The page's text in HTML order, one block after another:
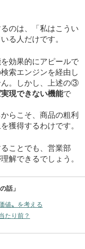
のは、「私はこうい
る人だけです。
効果的にアピールで
索エンジンを経由し
ん。しかし、上述の③
現できない機能で
らこそ、商品の粗利
獲得するわけです。
ことでも、営業部
解できるでしょう。
話」
値〟を考える
たり前？